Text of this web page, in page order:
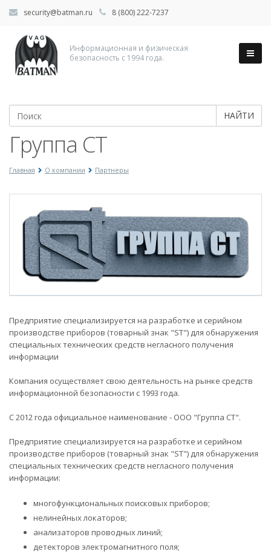
security@batman.ru 8 (800) 222-7237
Информационная и физическая
безопасность с 1994 года.
НАЙТИ
Группа СТ
Главная О компании Партнеры
Предприятие специализируется на разработке и серийном
производстве приборов (товарный знак "ST") для обнаружения
специальных технических средств негласного получения
информации
Компания осуществляет свою деятельность на рынке средств
информационной безопасности с 1993 года.
С 2012 года официальное наименование - ООО "Группа СТ".
Предприятие специализируется на разработке и серийном
производстве приборов (товарный знак "ST") для обнаружения
специальных технических средств негласного получения
информации:
многофункциональных поисковых приборов;
нелинейных локаторов;
анализаторов проводных линий;
детекторов электромагнитного поля;